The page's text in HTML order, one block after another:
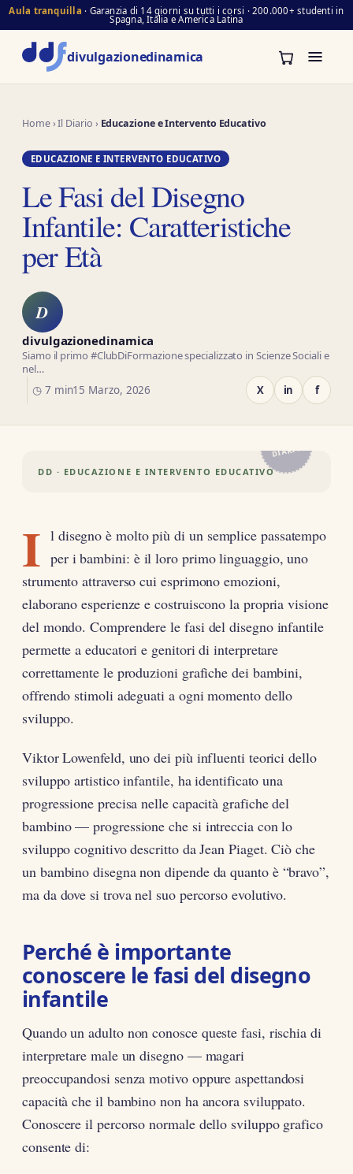
Aula tranquilla · Garanzia di 14 giorni su tutti i corsi · 200.000+ studenti in
Spagna, Italia e America Latina
divulgazionedinamica
Home›Il Diario › Educazione e Intervento Educativo
EDUCAZIONE E INTERVENTO EDUCATIVO
Le Fasi del Disegno
Infantile: Caratteristiche
per Età
D
divulgazionedinamica
Siamo il primo #ClubDiFormazione specializzato in Scienze Sociali e
nel…
◷ 7 min15 Marzo, 2026 X in f
DD · EDUCAZIONE E INTERVENTO EDUCATIVO
DIARIO
I l disegno è molto più di un semplice passatempo
per i bambini: è il loro primo linguaggio, uno
strumento attraverso cui esprimono emozioni,
elaborano esperienze e costruiscono la propria visione
del mondo. Comprendere le fasi del disegno infantile
permette a educatori e genitori di interpretare
correttamente le produzioni grafiche dei bambini,
offrendo stimoli adeguati a ogni momento dello
sviluppo.
Viktor Lowenfeld, uno dei più influenti teorici dello
sviluppo artistico infantile, ha identificato una
progressione precisa nelle capacità grafiche del
bambino — progressione che si intreccia con lo
sviluppo cognitivo descritto da Jean Piaget. Ciò che
un bambino disegna non dipende da quanto è “bravo”,
ma da dove si trova nel suo percorso evolutivo.
Perché è importante
conoscere le fasi del disegno
infantile
Quando un adulto non conosce queste fasi, rischia di
interpretare male un disegno — magari
preoccupandosi senza motivo oppure aspettandosi
capacità che il bambino non ha ancora sviluppato.
Conoscere il percorso normale dello sviluppo grafico
consente di: